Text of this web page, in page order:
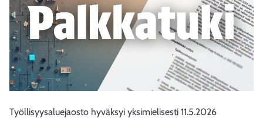
Työllisyysaluejaosto hyväksyi yksimielisesti 11.5.2026